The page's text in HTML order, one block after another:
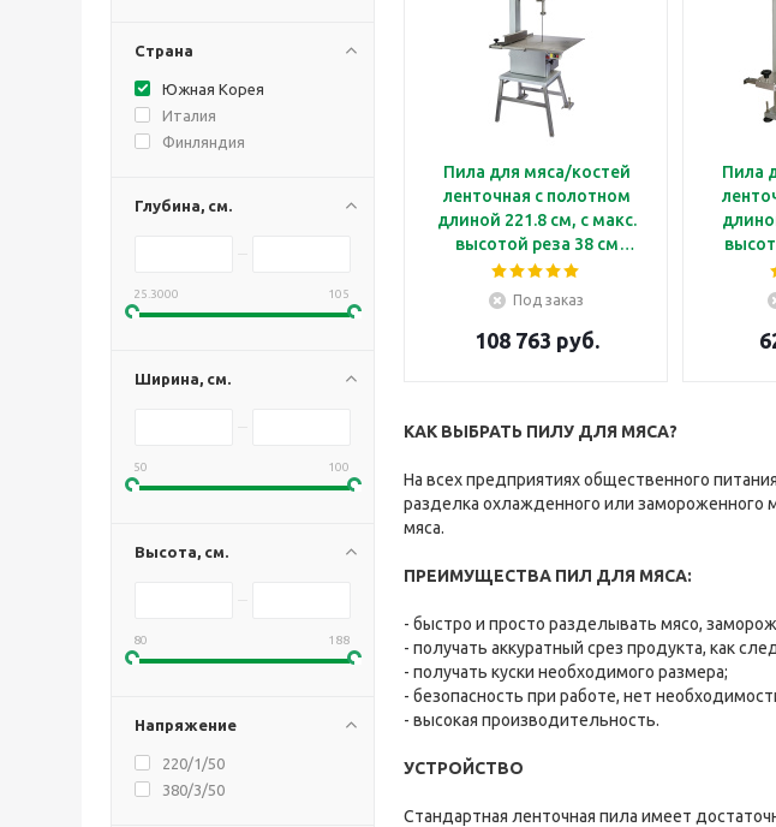
Страна
Южная Корея
Италия
Финляндия
Глубина, см.
25.3000 105
Ширина, см.
50 100
Высота, см.
80 188
Напряжение
220/1/50
380/3/50
Пила для мяса/костей
ленточная с полотном
длиной 221.8 см, с макс.
высотой реза 38 см
Kocateq JG2200E
Под заказ
108 763 руб.
Пила
КАК ВЫБРАТЬ ПИЛУ ДЛЯ МЯСА?
На всех предприятиях общественного
разделка охлажденного или замороженного
мяса.
ПРЕИМУЩЕСТВА ПИЛ ДЛЯ МЯСА:
- быстро и просто разделывать мясо,
- получать аккуратный срез продукта, как
- получать куски необходимого размера;
- безопасность при работе, нет
- высокая производительность.
УСТРОЙСТВО
Стандартная ленточная пила имеет